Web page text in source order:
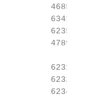
4685P
6341P
6235P
4789P
6232P
6234P